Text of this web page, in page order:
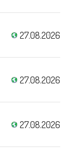
27.08.2026
27.08.2026
27.08.2026